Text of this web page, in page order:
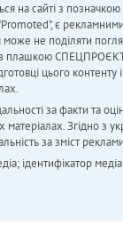
на сайті з
є
не поділяти
з плашкою
цього контенту
за факти та
Згідно з
за зміст
ідентифікатор